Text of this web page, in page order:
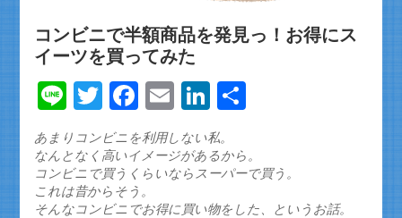
コンビニで半額商品を発見っ！お得にス
イーツを買ってみた
LineTwitterFacebook
EmailLinkedIn
あまりコンビニを利用しない私。
なんとなく高いイメージがあるから。
コンビニで買うくらいならスーパーで買う。
これは昔からそう。
そんなコンビニでお得に買い物をした、というお話。